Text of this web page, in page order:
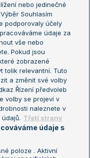
nebo jedinečné
Souhlasím
podporovaly účely
údaje za
vše nebo
Pokud jsou
zobrazené
tolik relevantní. Tuto
a změnit své volby
Řízení předvoleb
volby se projeví v
naleznete v
Třetí strany
údaje s
poloze . Aktivní